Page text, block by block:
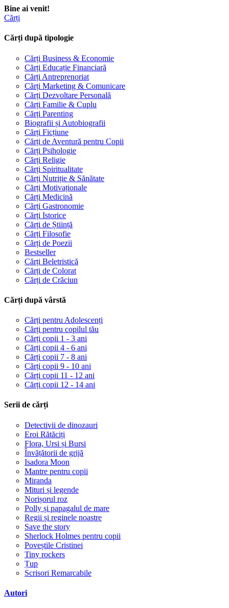
Bine ai venit!
Cărți
Cărți după tipologie
Cărți Business & Economie
Cărți Educație Financiară
Cărți Antreprenoriat
Cărți Marketing & Comunicare
Cărți Dezvoltare Personală
Cărți Familie & Cuplu
Cărți Parenting
Biografii și Autobiografii
Cărți Ficțiune
Cărți de Aventură pentru Copii
Cărți Psihologie
Cărți Religie
Cărți Spiritualitate
Cărți Nutriție & Sănătate
Cărți Motivaționale
Cărți Medicină
Cărți Gastronomie
Cărți Istorice
Cărți de Știință
Cărți Filosofie
Cărți de Poezii
Bestseller
Cărți Beletristică
Cărți de Colorat
Cărți de Crăciun
Cărți după vârstă
Cărți pentru Adolescenți
Cărți pentru copilul tău
Cărți copii 1 - 3 ani
Cărți copii 4 - 6 ani
Cărți copii 7 - 8 ani
Cărți copii 9 - 10 ani
Cărți copii 11 - 12 ani
Cărți copii 12 - 14 ani
Serii de cărți
Detectivii de dinozauri
Eroi Rătăciți
Flora, Ursi și Bursi
Învățătorii de grijă
Isadora Moon
Mantre pentru copii
Miranda
Mituri și legende
Norișorul roz
Polly și papagalul de mare
Regii și reginele noastre
Save the story
Sherlock Holmes pentru copii
Poveștile Cristinei
Tiny rockers
Țup
Scrisori Remarcabile
Autori